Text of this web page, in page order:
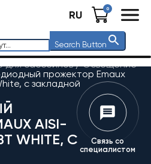
RU 0
Search Button
для бассейнов/Освещение
прожектор Emaux
с закладной
AISI-
WHITE, С
Связь со
специалистом